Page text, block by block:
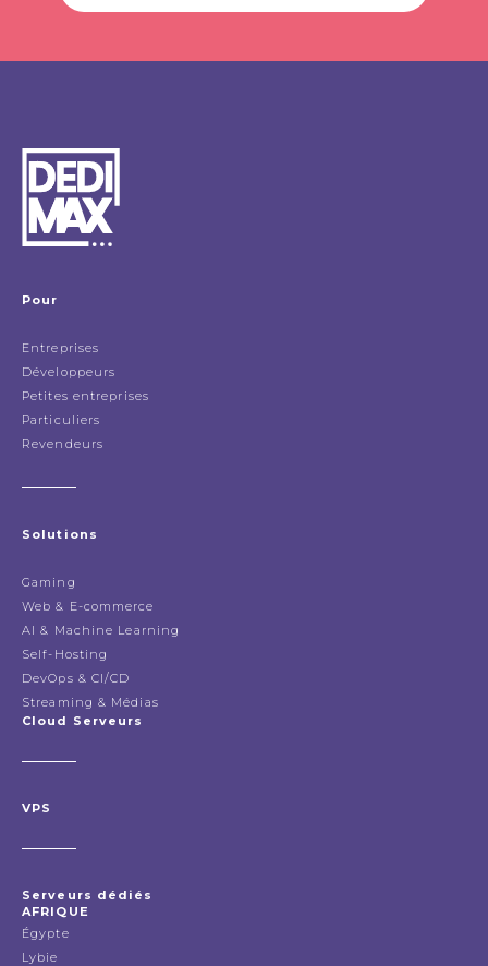
Pour
Entreprises
Développeurs
Petites entreprises
Particuliers
Revendeurs
Solutions
Gaming
Web & E-commerce
AI & Machine Learning
Self-Hosting
DevOps & CI/CD
Streaming & Médias
Cloud Serveurs
VPS
Serveurs dédiés
AFRIQUE
Égypte
Lybie